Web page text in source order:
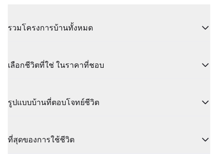
รวมโครงการบ้านทั้งหมด
เลือกชีวิตที่ใช่ ในราคาที่ชอบ
รูปแบบบ้านที่ตอบโจทย์ชีวิต
ที่สุดของการใช้ชีวิต